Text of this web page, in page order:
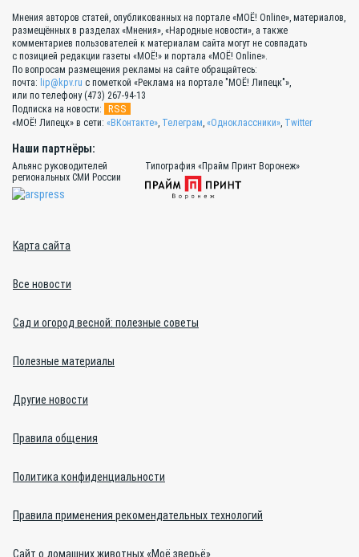
Мнения авторов статей, опубликованных на портале «МОЁ! Online», материалов,
размещённых в разделах «Мнения», «Народные новости», а также
комментариев пользователей к материалам сайта могут не совпадать
с позицией редакции газеты «МОЁ!» и портала «МОЁ! Online».
По вопросам размещения рекламы на сайте обращайтесь:
почта: lip@kpv.ru с пометкой «Реклама на портале "МОЁ! Липецк"»,
или по телефону (473) 267-94-13
Подписка на новости:
RSS
«МОЁ! Липецк» в сети: «ВКонтакте», Телеграм, «Одноклассники», Twitter
Наши партнёры:
Альянс руководителей
региональных СМИ России
Типография «Прайм Принт Воронеж»
Карта сайта
Все новости
Сад и огород весной: полезные советы
Полезные материалы
Другие новости
Правила общения
Политика конфиденциальности
Правила применения рекомендательных технологий
Сайт о домашних животных «Моё зверьё»